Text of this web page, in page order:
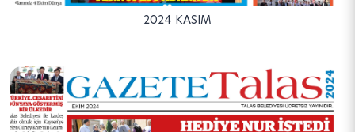
2024 KASIM